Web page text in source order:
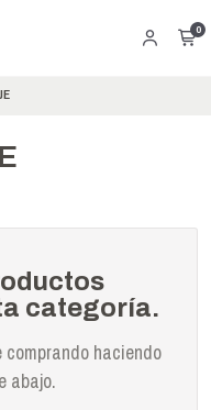
0
categoría.
comprando haciendo
abajo.